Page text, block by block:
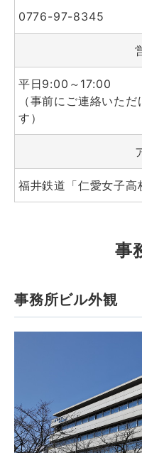
0776-97-8345
平日9:00～17:00
（事前にご連絡いた
す）
福井鉄道「仁愛女子高
事
事務所ビル外観